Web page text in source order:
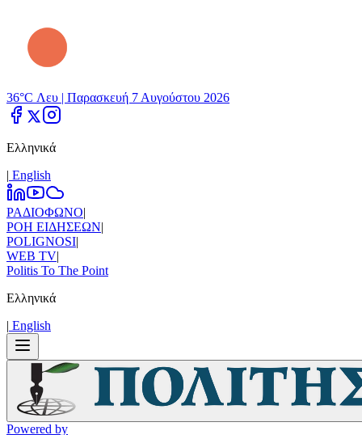
36°C Λευ | Παρασκευή 7 Αυγούστου 2026
Ελληνικά
| Εnglish
ΡΑΔΙΟΦΩΝΟ|
ΡΟΗ ΕΙΔΗΣΕΩΝ|
POLIGNOSI|
WEB TV|
Politis To The Point
Ελληνικά
| Εnglish
Powered by